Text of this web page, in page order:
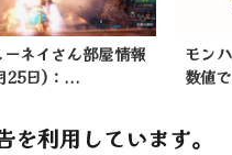
ネイさん部屋情報
25日)：...
モン
数値
利用しています。